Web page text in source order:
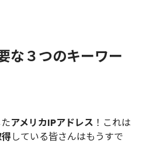
な３つのキーワー
アメリカIPアドレス ！これは
している皆さんはもうすで